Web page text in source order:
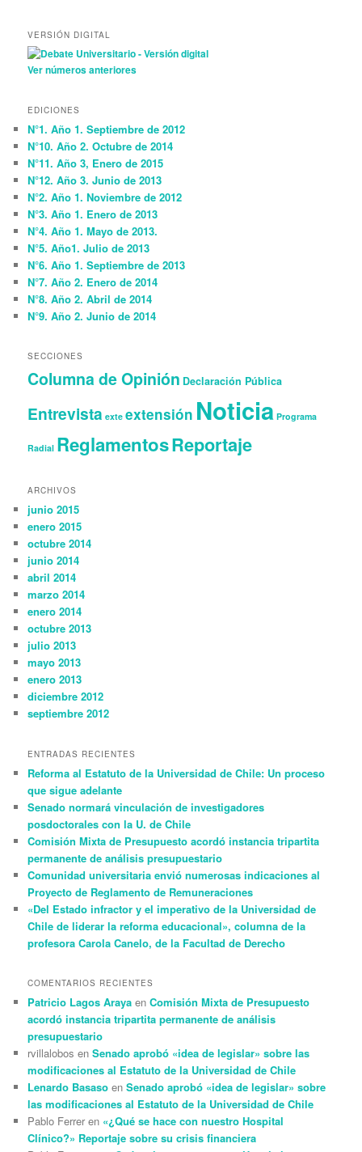
VERSIÓN DIGITAL
Ver números anteriores
EDICIONES
N°1. Año 1. Septiembre de 2012
N°10. Año 2. Octubre de 2014
N°11. Año 3, Enero de 2015
N°12. Año 3. Junio de 2013
N°2. Año 1. Noviembre de 2012
N°3. Año 1. Enero de 2013
N°4. Año 1. Mayo de 2013.
N°5. Año1. Julio de 2013
N°6. Año 1. Septiembre de 2013
N°7. Año 2. Enero de 2014
N°8. Año 2. Abril de 2014
N°9. Año 2. Junio de 2014
SECCIONES
Columna de Opinión Declaración Pública
Entrevista exte extensión Noticia Programa
Radial ReglamentosReportaje
ARCHIVOS
junio 2015
enero 2015
octubre 2014
junio 2014
abril 2014
marzo 2014
enero 2014
octubre 2013
julio 2013
mayo 2013
enero 2013
diciembre 2012
septiembre 2012
ENTRADAS RECIENTES
Reforma al Estatuto de la Universidad de Chile: Un proceso
que sigue adelante
Senado normará vinculación de investigadores
posdoctorales con la U. de Chile
Comisión Mixta de Presupuesto acordó instancia tripartita
permanente de análisis presupuestario
Comunidad universitaria envió numerosas indicaciones al
Proyecto de Reglamento de Remuneraciones
«Del Estado infractor y el imperativo de la Universidad de
Chile de liderar la reforma educacional», columna de la
profesora Carola Canelo, de la Facultad de Derecho
COMENTARIOS RECIENTES
Patricio Lagos Araya enComisión Mixta de Presupuesto
acordó instancia tripartita permanente de análisis
presupuestario
rvillalobos enSenado aprobó «idea de legislar» sobre las
modificaciones al Estatuto de la Universidad de Chile
Lenardo Basaso enSenado aprobó «idea de legislar» sobre
las modificaciones al Estatuto de la Universidad de Chile
Pablo Ferrer en «¿Qué se hace con nuestro Hospital
Clínico?» Reportaje sobre su crisis financiera